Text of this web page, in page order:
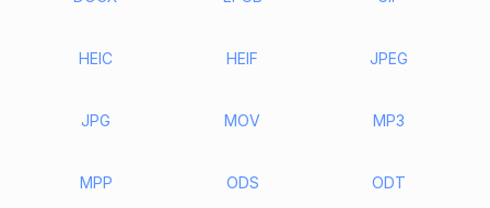
HEIC HEIF JPEG
JPG MOV MP3
MPP ODS ODT